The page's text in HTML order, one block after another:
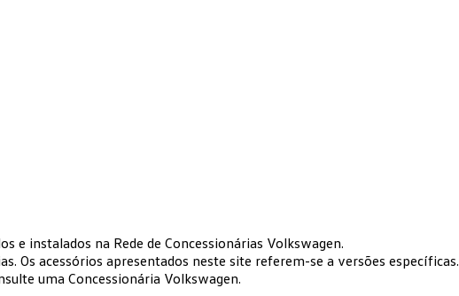
e instalados na Rede de Concessionárias Volkswagen.
Os acessórios apresentados neste site referem-se a versões específicas.
uma Concessionária Volkswagen.